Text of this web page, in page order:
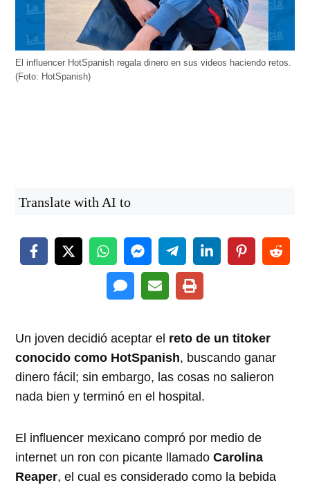
El influencer HotSpanish regala dinero en sus videos haciendo retos.
(Foto: HotSpanish)
Translate with AI to
Un joven decidió aceptar el reto de un titoker
conocido como HotSpanish, buscando ganar
dinero fácil; sin embargo, las cosas no salieron
nada bien y terminó en el hospital.
El influencer mexicano compró por medio de
internet un ron con picante llamadoCarolina
Reaper, el cual es considerado como la bebida